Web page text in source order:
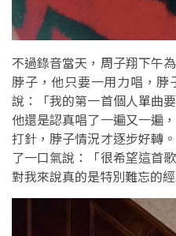
不過錄音當天，周子翔下午
脖子，他只要一用力唱，
說：「我的第一首個人單曲
他還是認真唱了一遍又一遍
打針，脖子情況才逐步好轉
了一口氣說：「很希望這首
對我來說真的是特別難忘的經